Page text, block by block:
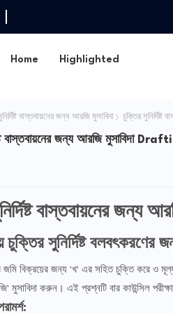
Home Highlighted
বাস্তবায়নের জন্য আরজি মুসাবিদা চুক্তির
বাস্তবায়নের জন্য আরজি
বাস্তবায়নের জন্য
চুক্তির সুনির্দিষ্ট বলবৎকরণের
বিক্রয়ের জন্য 'খ' এর সহিত চুক্তি করে ও
মুসাবিদা করুন। এই প্রশ্নটি বার কাউন্সিল